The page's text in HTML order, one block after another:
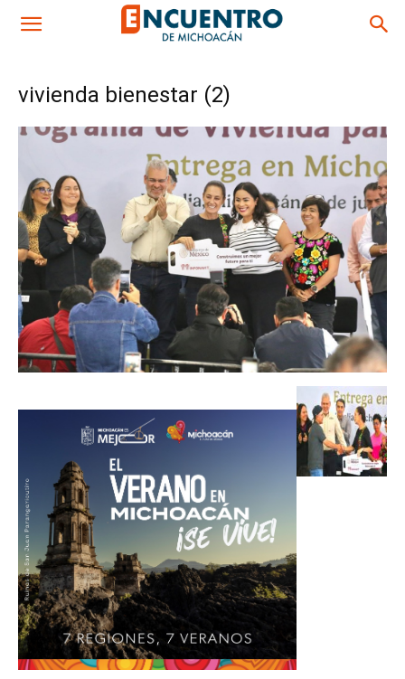
vivienda bienestar (2)